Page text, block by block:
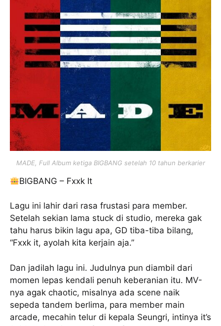
MADE, Full Album ketiga BIGBANG setelah 10 tahun berkarier
BIGBANG – Fxxk It
Lagu ini lahir dari rasa frustasi para member.
Setelah sekian lama stuck di studio, mereka gak
tahu harus bikin lagu apa, GD tiba-tiba bilang,
“Fxxk it, ayolah kita kerjain aja.”
Dan jadilah lagu ini. Judulnya pun diambil dari
momen lepas kendali penuh keberanian itu. MV-
nya agak chaotic, misalnya ada scene naik
sepeda tandem berlima, para member main
arcade, mecahin telur di kepala Seungri, intinya it’s